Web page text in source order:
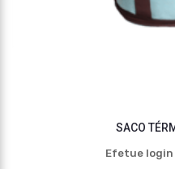
SACO
Efetue login